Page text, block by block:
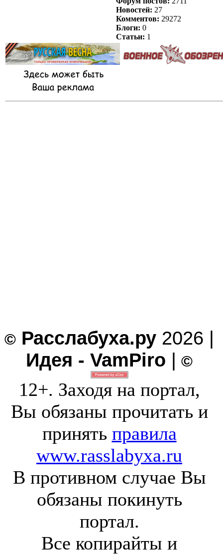
Новостей: 27
Комментов: 29272
Блоги: 0
Статьи: 1
© Расслабуха.ру 2026 |
Идея - VamPiro | ©
12+. Заходя на портал,
Вы обязаны прочитать и
принять правила
www.rasslabyxa.ru
В противном случае Вы
обязаны покинуть
портал.
Все копирайты и